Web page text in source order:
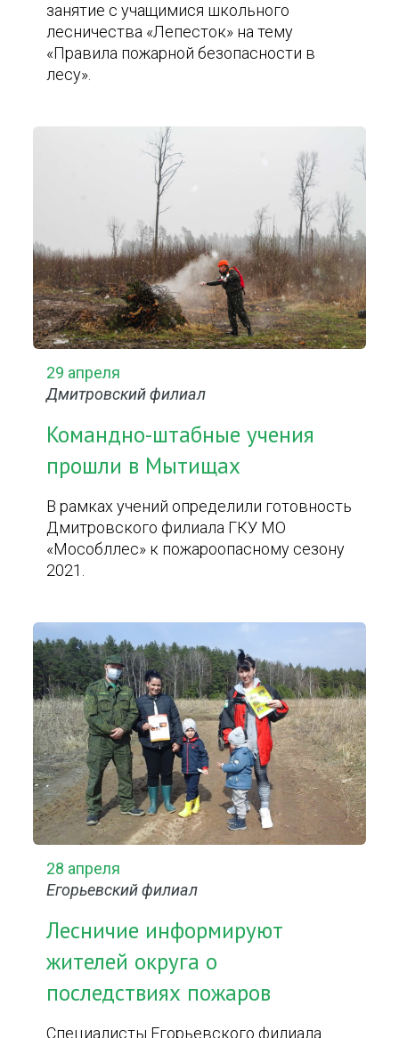
занятие с учащимися школьного
лесничества «Лепесток» на тему
«Правила пожарной безопасности в
лесу».
29 апреля
Дмитровский филиал
Командно-штабные учения
прошли в Мытищах
В рамках учений определили готовность
Дмитровского филиала ГКУ МО
«Мособллес» к пожароопасному сезону
2021.
28 апреля
Егорьевский филиал
Лесничие информируют
жителей округа о
последствиях пожаров
Специалисты Егорьевского филиала